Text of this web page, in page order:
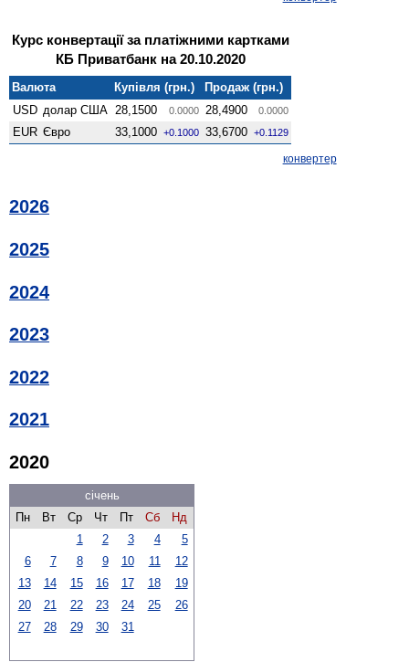
Курс конвертації за платіжними картками
КБ Приватбанк на 20.10.2020
Валюта Купівля (грн.)
Продаж (грн.)
USD долар США 28,1500 0.0000 28,4900 0.0000
EUR Євро 33,1000 +0.1000 33,6700 +0.1129
конвертер
2026
2025
2024
2023
2022
2021
2020
січень
Пн
Вт Ср Чт Пт Сб
Нд
1
2 3 4
5
6
7 8 9 10 11
12
13
14 15 16 17 18
19
20
21 22 23 24 25
26
27
28 29 30 31